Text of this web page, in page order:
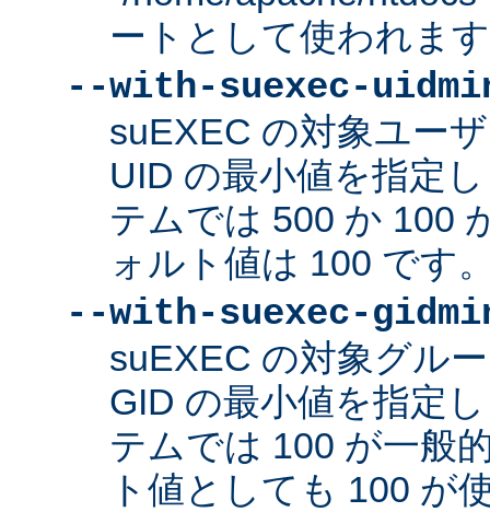
ートとして使われま
--with-suexec-
suEXEC の対象ユー
UID の最小値を指定
テムでは 500 か 100
ォルト値は 100 です
--with-suexec-
suEXEC の対象グル
GID の最小値を指定
テムでは 100 が一般
ト値としても 100 が